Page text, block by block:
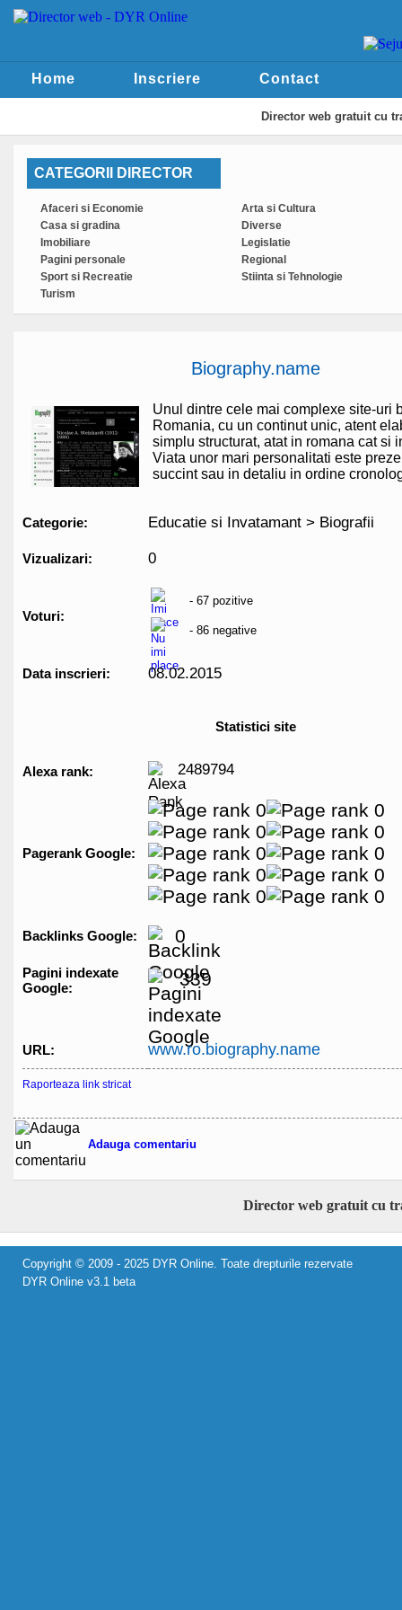
Home Inscriere Contact
Director webgratuit cu
CATEGORII DIRECTOR
Afaceri si Economie
Arta si Cultura
Casa si gradina
Diverse
Imobiliare
Legislatie
Pagini personale
Regional
Sport si Recreatie
Stiinta si Tehnologie
Turism
Biography.name
Unul dintre cele mai complexe site-uri
Romania, cu un continut unic, atent
simplu structurat, atat in romana cat si
Viata unor mari personalitati este
succint sau in detaliu in ordine
Categorie: Educatie si Invatamant > Biografii
Vizualizari: 0
Voturi:
- 67 pozitive
- 86 negative
Data inscrieri: 08.02.2015
Statistici site
Alexa rank: 2489794
Pagerank Google:
Backlinks Google: 0
Pagini indexate
Google:
339
URL: www.ro.biography.name
Raporteaza link stricat
Adauga comentariu
Director web gratuit cu
Copyright © 2009 - 2025 DYR Online. Toate drepturile rezervate
DYR Online v3.1 beta